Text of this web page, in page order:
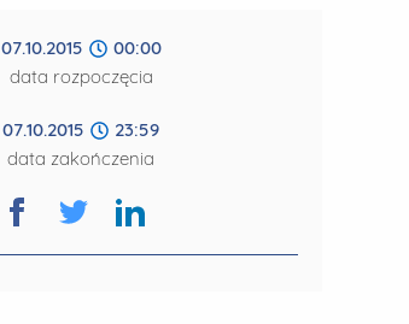
07.10.2015
00:00
data rozpoczęcia
07.10.2015
23:59
data zakończenia